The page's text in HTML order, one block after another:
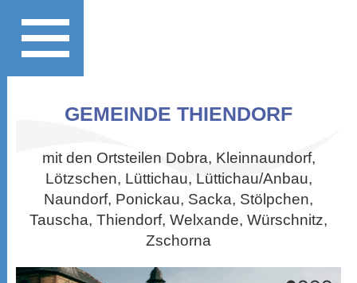
GEMEINDE THIENDORF
mit den Ortsteilen Dobra, Kleinnaundorf,
Lötzschen, Lüttichau, Lüttichau/Anbau,
Naundorf, Ponickau, Sacka, Stölpchen,
Tauscha, Thiendorf, Welxande, Würschnitz,
Zschorna